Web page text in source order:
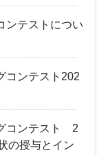
ンテストについ
コンテスト202
コンテスト 2
の授与とイン